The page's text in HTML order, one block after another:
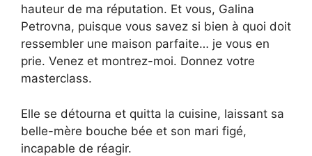
hauteur de ma réputation. Et vous, Galina
Petrovna, puisque vous savez si bien à quoi doit
ressembler une maison parfaite… je vous en
prie. Venez et montrez-moi. Donnez votre
masterclass.
Elle se détourna et quitta la cuisine, laissant sa
belle-mère bouche bée et son mari figé,
incapable de réagir.